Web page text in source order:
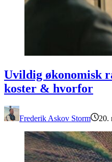
Uvildig økonomisk
koster & hvorfor
Frederik Askov Storm 20.